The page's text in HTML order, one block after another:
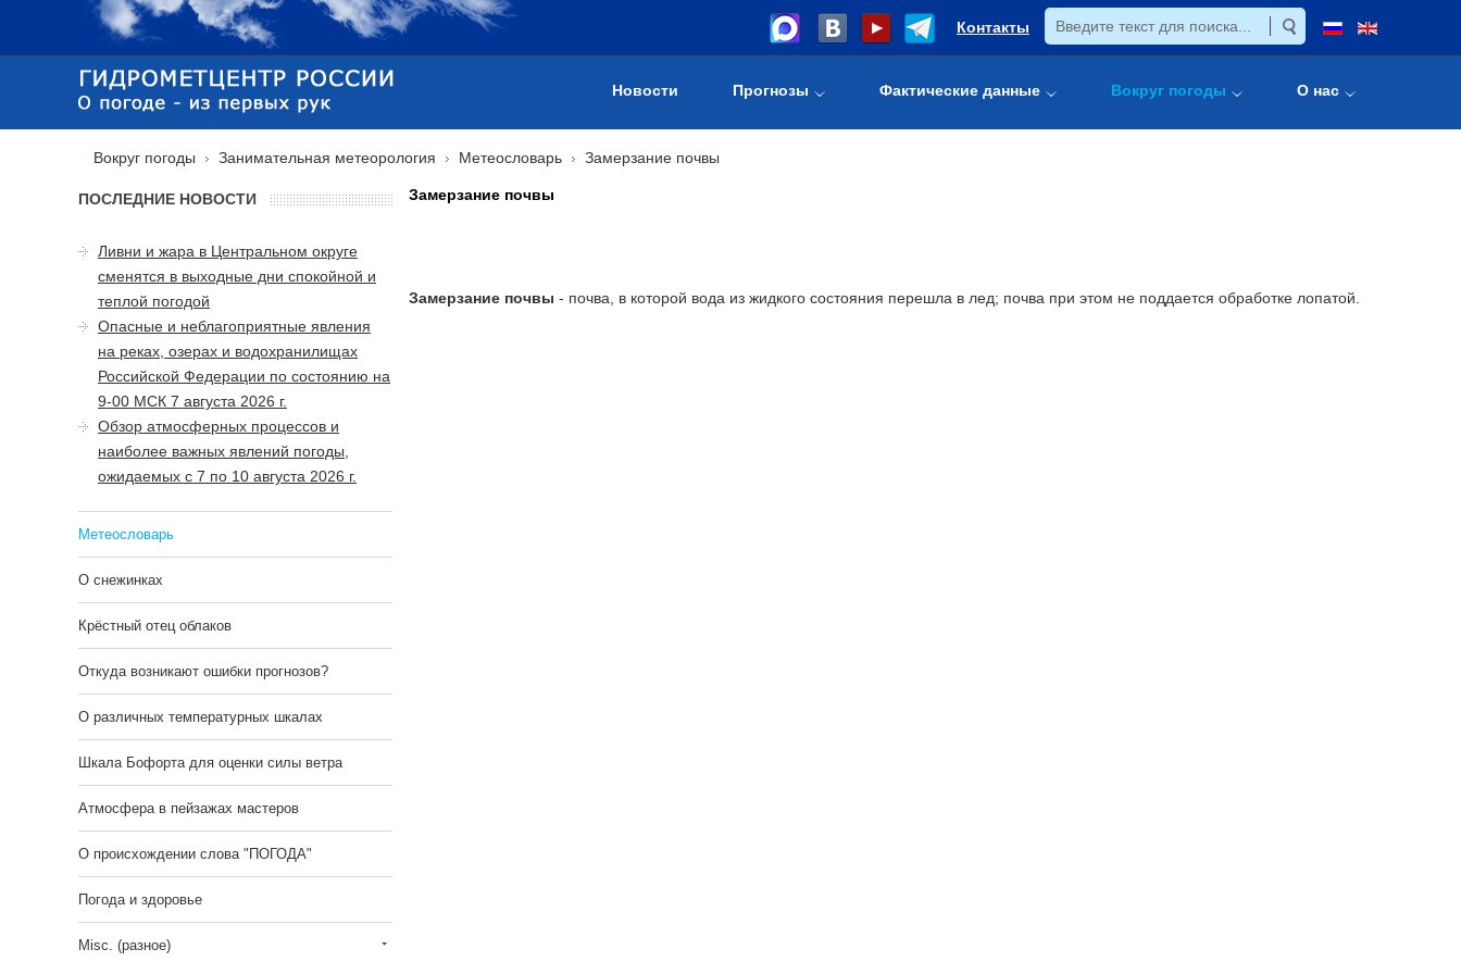
Контакты
Новости Прогнозы Фактические данные Вокруг погоды О нас
Вокруг погоды Занимательная метеорология Метеословарь Замерзание почвы
Замерзание почвы
Замерзание почвы - почва, в которой вода из жидкого состояния перешла в лед; почва при этом не поддается обработке лопатой.
ПОСЛЕДНИЕ НОВОСТИ
Ливни и жара в Центральном округе
сменятся в выходные дни спокойной и
теплой погодой
Опасные и неблагоприятные явления
на реках, озерах и водохранилищах
Российской Федерации по состоянию на
9-00 МСК 7 августа 2026 г.
Обзор атмосферных процессов и
наиболее важных явлений погоды,
ожидаемых с 7 по 10 августа 2026 г.
Метеословарь
О снежинках
Крёстный отец облаков
Откуда возникают ошибки прогнозов?
О различных температурных шкалах
Шкала Бофорта для оценки силы ветра
Атмосфера в пейзажах мастеров
О происхождении слова "ПОГОДА"
Погода и здоровье
Misc. (разное)